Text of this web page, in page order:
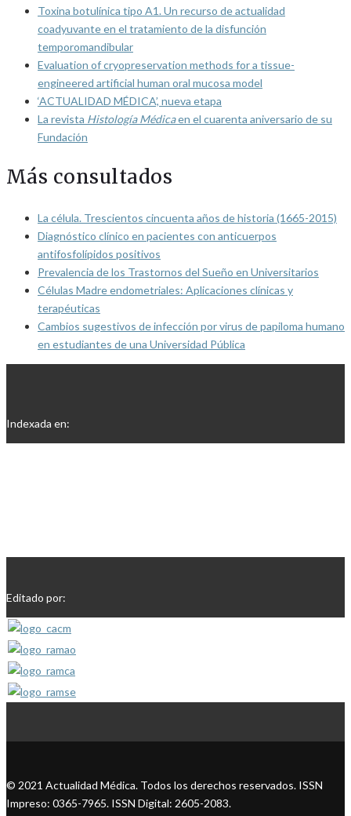
Toxina botulínica tipo A1. Un recurso de actualidad
coadyuvante en el tratamiento de la disfunción
temporomandibular
Evaluation of cryopreservation methods for a tissue-
engineered artificial human oral mucosa model
‘ACTUALIDAD MÉDICA’, nueva etapa
La revista Histología Médicaen el cuarenta aniversario de su
Fundación
Más consultados
La célula. Trescientos cincuenta años de historia (1665-2015)
Diagnóstico clínico en pacientes con anticuerpos
antifosfolípidos positivos
Prevalencia de los Trastornos del Sueño en Universitarios
Células Madre endometriales: Aplicaciones clínicas y
terapéuticas
Cambios sugestivos de infección por virus de papiloma humano
en estudiantes de una Universidad Pública
Indexada en:
Editado por:
© 2021 Actualidad Médica. Todos los derechos reservados. ISSN
Impreso: 0365-7965. ISSN Digital: 2605-2083.